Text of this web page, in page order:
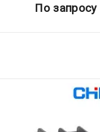
По запросу